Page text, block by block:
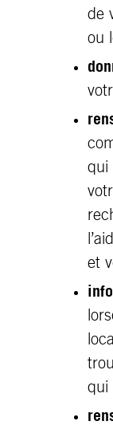
de
ou
qui
et
qui